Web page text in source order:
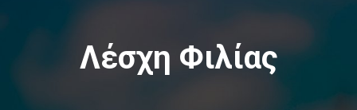
Λέσχη Φιλίας